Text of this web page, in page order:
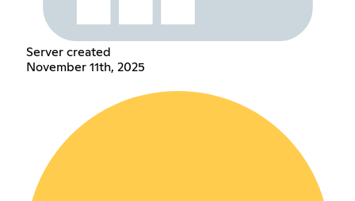
Server created
November 11th, 2025